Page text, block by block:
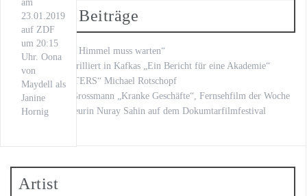
am
23.01.2019
auf ZDF
um 20:15
Uhr. Oona
von
Maydell als
Janine
Hornig
Neueste Beiträge
„Fritzie – Der Himmel muss warten“
Kilian Land brilliert in Kafkas „Ein Bericht für eine Akademie“
„LOVE LETTERS“ Michael Rotschopf
mit Stephan Grossmann „Kranke Geschäfte“, Fernsehfilm der Woche
unsere Regisseurin Nuray Sahin auf dem Dokumtarfilmfestival
Artist